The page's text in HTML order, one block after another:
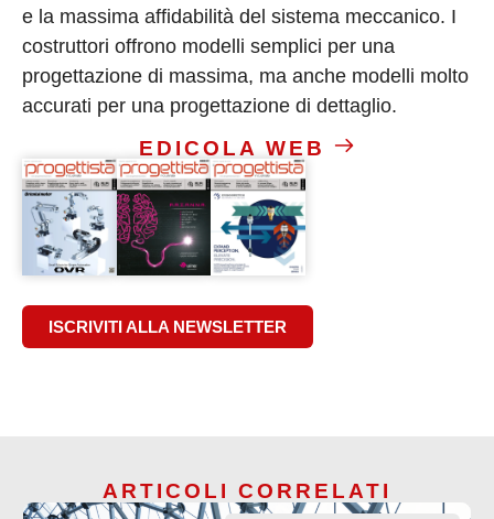
e la massima affidabilità del sistema meccanico. I
costruttori offrono modelli semplici per una
progettazione di massima, ma anche modelli molto
accurati per una progettazione di dettaglio.
EDICOLA WEB
ISCRIVITI ALLA NEWSLETTER
ARTICOLI CORRELATI